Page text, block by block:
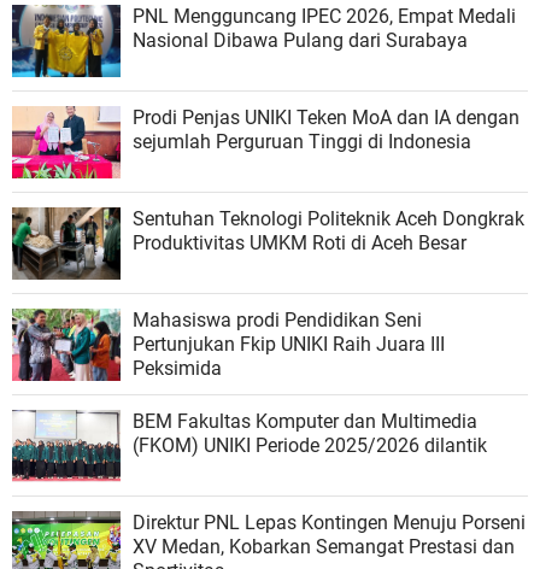
PNL Mengguncang IPEC 2026, Empat Medali
Nasional Dibawa Pulang dari Surabaya
Prodi Penjas UNIKI Teken MoA dan IA dengan
sejumlah Perguruan Tinggi di Indonesia
Sentuhan Teknologi Politeknik Aceh Dongkrak
Produktivitas UMKM Roti di Aceh Besar
Mahasiswa prodi Pendidikan Seni
Pertunjukan Fkip UNIKI Raih Juara III
Peksimida
BEM Fakultas Komputer dan Multimedia
(FKOM) UNIKI Periode 2025/2026 dilantik
Direktur PNL Lepas Kontingen Menuju Porseni
XV Medan, Kobarkan Semangat Prestasi dan